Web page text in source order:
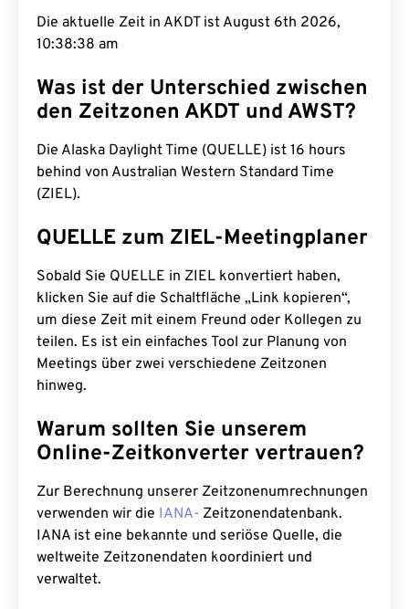
Die aktuelle Zeit in AKDT ist August 6th 2026,
10:38:39 am
Was ist der Unterschied zwischen
den Zeitzonen AKDT und AWST?
Die Alaska Daylight Time (QUELLE) ist 16 hours
behind von Australian Western Standard Time
(ZIEL).
QUELLE zum ZIEL-Meetingplaner
Sobald Sie QUELLE in ZIEL konvertiert haben,
klicken Sie auf die Schaltfläche „Link kopieren“,
um diese Zeit mit einem Freund oder Kollegen zu
teilen. Es ist ein einfaches Tool zur Planung von
Meetings über zwei verschiedene Zeitzonen
hinweg.
Warum sollten Sie unserem
Online-Zeitkonverter vertrauen?
Zur Berechnung unserer Zeitzonenumrechnungen
verwenden wir die IANA- Zeitzonendatenbank.
IANA ist eine bekannte und seriöse Quelle, die
weltweite Zeitzonendaten koordiniert und
verwaltet.